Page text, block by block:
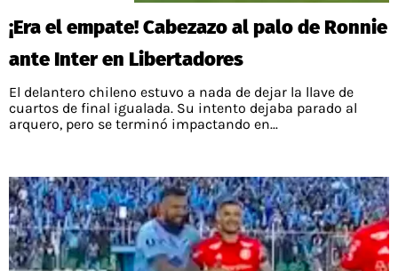
¡Era el empate! Cabezazo al palo de Ronnie
ante Inter en Libertadores
El delantero chileno estuvo a nada de dejar la llave de
cuartos de final igualada. Su intento dejaba parado al
arquero, pero se terminó impactando en...